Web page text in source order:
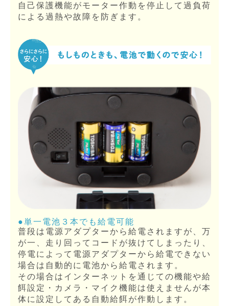
自己保護機能がモーター作動を停止して過負荷
による過熱や故障を防ぎます。
●単一電池３本でも給電可能
普段は電源アダプターから給電されますが、万
が一、走り回ってコードが抜けてしまったり、
停電によって電源アダプターから給電できない
場合は自動的に電池から給電されます。
その場合はインターネットを通じての機能や給
餌設定・カメラ・マイク機能は使えませんが本
体に設定してある自動給餌が作動します。